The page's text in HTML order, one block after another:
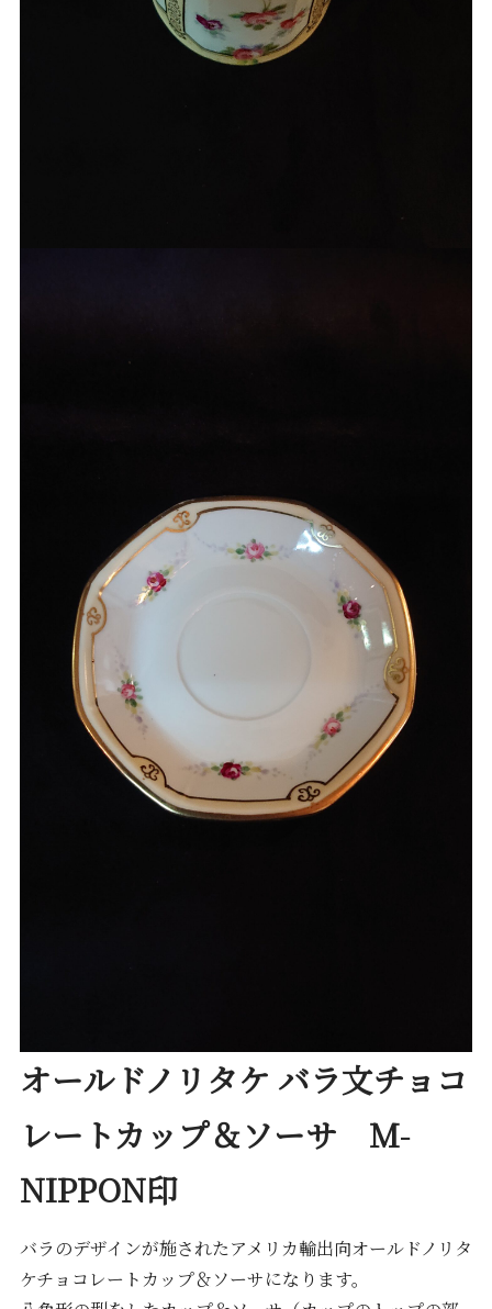
オールドノリタケ バラ文チョコ
レートカップ＆ソーサ M-
NIPPON印
バラのデザインが施されたアメリカ輸出向オールドノリタ
ケチョコレートカップ＆ソーサになります。